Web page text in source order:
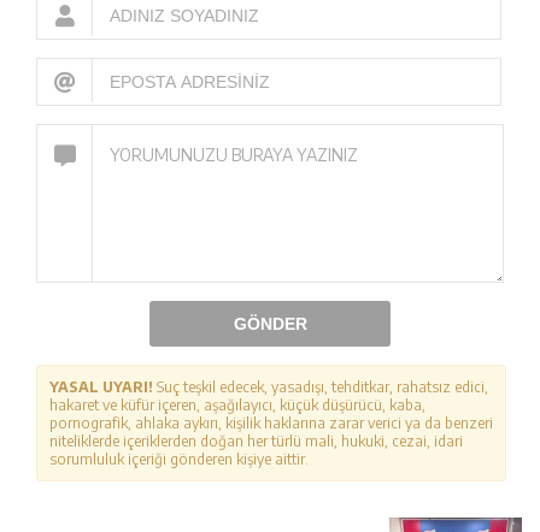
GÖNDER
YASAL UYARI! Suç teşkil edecek, yasadışı, tehditkar, rahatsız edici,
hakaret ve küfür içeren, aşağılayıcı, küçük düşürücü, kaba,
pornografik, ahlaka aykırı, kişilik haklarına zarar verici ya da benzeri
niteliklerde içeriklerden doğan her türlü mali, hukuki, cezai, idari
sorumluluk içeriği gönderen kişiye aittir.